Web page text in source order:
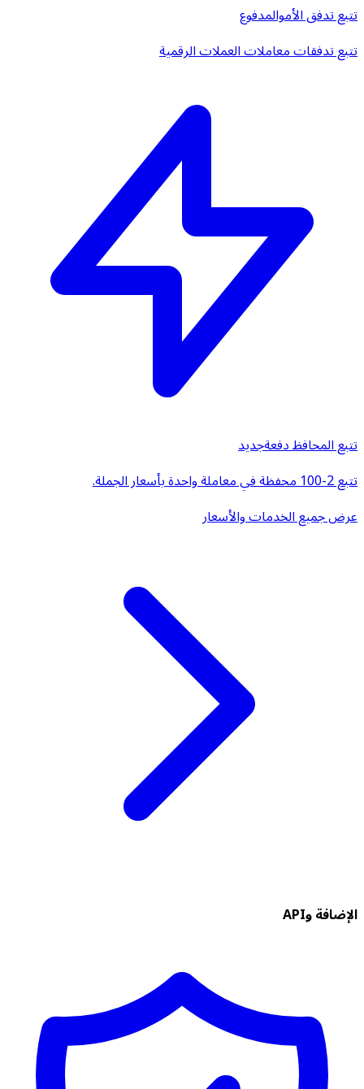
تتبع تدفق الأموالمدفوع
تتبع تدفقات معاملات العملات الرقمية
تتبع المحافظ دفعةجديد
تتبع 2-100 محفظة في معاملة واحدة بأسعار الجملة.
عرض جميع الخدمات والأسعار
الإضافة وAPI